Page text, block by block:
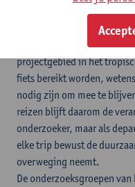
en trips, en wordt ook
Uiteraard is het soms echt
projectgebied in het
fiets bereikt worden,
nodig zijn om mee te
reizen blijft daarom de
onderzoeker, maar als
elke trip bewust de
overweging neemt.
De onderzoeksgroepen van